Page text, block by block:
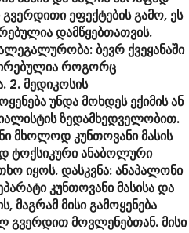
ეფექტების გამო, ეს
დამწყებთათვის.
ბევრ ქვეყანაში
როგორც
2. მედიკოსის
უნდა მოხდეს ექიმის ან
ზედამხედველობით.
მხოლოდ კუნთოვანი მასის
ტოქსიკური ანაბოლური
იყოს. დასკვნა: ანაპალონი
კუნთოვანი მასისა და
მაგრამ მისი გამოყენება
გვერდით მოვლენებთან. მისი